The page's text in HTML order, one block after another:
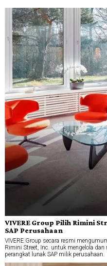
VIVERE Group Pilih Rimini
SAP Perusahaan
VIVERE Group secara resmi
Rimini Street, Inc. untuk mengelola
perangkat lunak SAP milik perusahaan.